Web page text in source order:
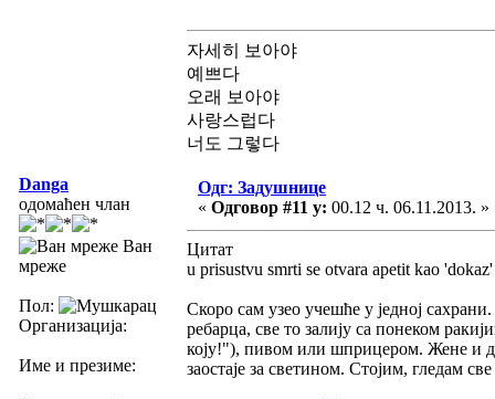
자세히 보아야
예쁘다
오래 보아야
사랑스럽다
너도 그렇다
Danga
одомаћен члан
Ван
мреже
Пол:
Организација:
Име и презиме:
Одг: Задушнице
« Одговор #11 у: 00.12 ч. 06.11.2013. »
Цитат
u prisustvu smrti se otvara apetit kao
Скоро сам узео учешће у једној
ребарца, све то залију са понеком
коју!"), пивом или шприцером. Жене и
заостаје за светином. Стојим, гледам